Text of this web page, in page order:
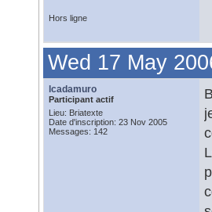
Hors ligne
Wed 17 May
lcadamuro
Participant actif
Lieu: Briatexte
Date d'inscription: 23 Nov 2005
Messages: 142